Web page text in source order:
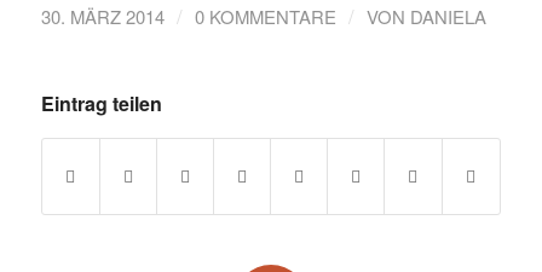
30. MÄRZ 2014 / 0 KOMMENTARE / VON DANIELA
Eintrag teilen